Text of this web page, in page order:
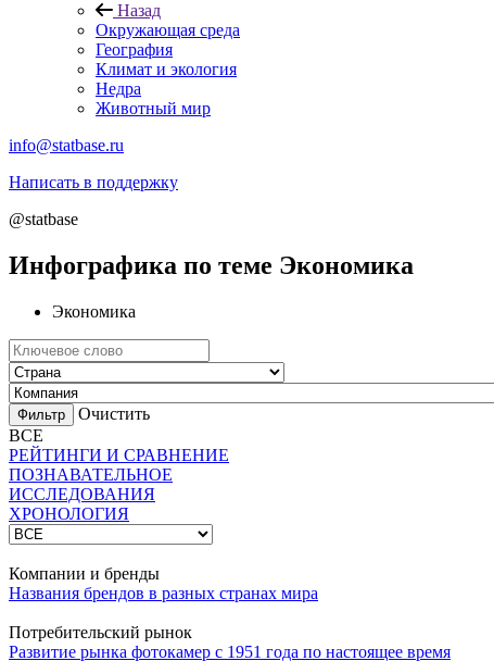
Назад
Окружающая среда
География
Климат и экология
Недра
Животный мир
info@statbase.ru
Написать в поддержку
@statbase
Инфографика по теме Экономика
Экономика
Очистить
ВСЕ
РЕЙТИНГИ И СРАВНЕНИЕ
ПОЗНАВАТЕЛЬНОЕ
ИССЛЕДОВАНИЯ
ХРОНОЛОГИЯ
Компании и бренды
Названия брендов в разных странах мира
Потребительский рынок
Развитие рынка фотокамер с 1951 года по настоящее время